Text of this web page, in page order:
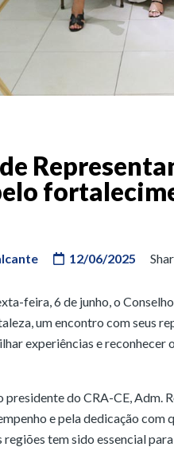
12/06/2025
feira, 6 de junho, o
um encontro com seus
experiências e reconhecer
presidente do CRA-CE, Adm.
e pela dedicação com
regiões tem sido essencial